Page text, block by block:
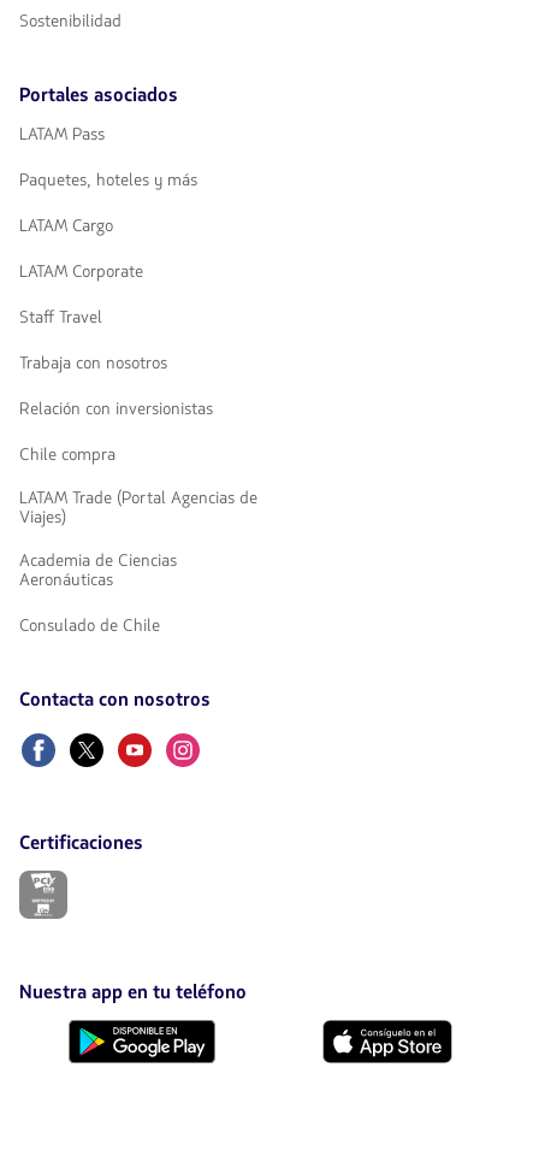
Sostenibilidad
Portales asociados
LATAM Pass
Paquetes, hoteles y más
LATAM Cargo
LATAM Corporate
Staff Travel
Trabaja con nosotros
Relación con inversionistas
Chile compra
LATAM Trade (Portal Agencias de
Viajes)
Academia de Ciencias
Aeronáuticas
Consulado de Chile
Contacta con nosotros
FacebookTwitterYoutubeInstagram
Certificaciones
El
nueva
pestaña.
Nuestra app en tu teléfono
Descárgala
Descárgala